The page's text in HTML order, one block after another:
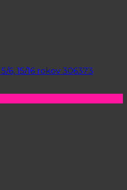
6, 15/16 rokov 306373